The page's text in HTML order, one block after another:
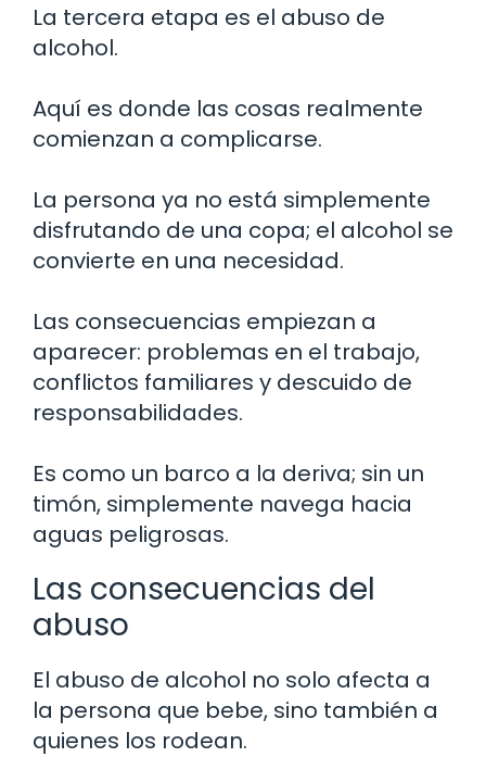
La tercera etapa es el abuso de
alcohol.
Aquí es donde las cosas realmente
comienzan a complicarse.
La persona ya no está simplemente
disfrutando de una copa; el alcohol se
convierte en una necesidad.
Las consecuencias empiezan a
aparecer: problemas en el trabajo,
conflictos familiares y descuido de
responsabilidades.
Es como un barco a la deriva; sin un
timón, simplemente navega hacia
aguas peligrosas.
Las consecuencias del
abuso
El abuso de alcohol no solo afecta a
la persona que bebe, sino también a
quienes los rodean.